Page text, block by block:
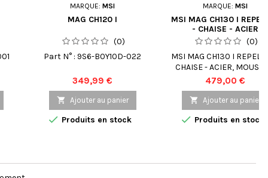
MARQUE:MSI
MAG CH120 I
(0)
Part N° : 9S6-B0Y10D-022
Prix
349,99 €
 Ajouter au panier
 Produits en stock
MARQUE:MSI
MSI MAG CH130 I
- CHAISE - ACIER
(0)
MSI MAG CH130 I
CHAISE - ACIER,
HAUTE DENSITÉ, TISSU
REPELTEK – GRIS
Prix
479,00 €
 Ajouter au panier
 Produits en stock